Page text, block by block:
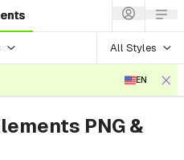
All Styles
EN
PNG &